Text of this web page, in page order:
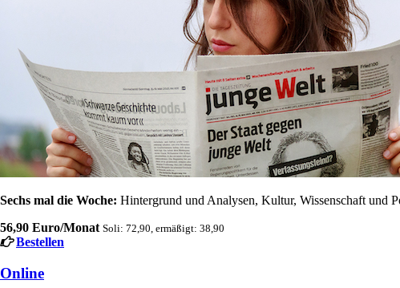
Sechs mal die Woche: Hintergrund und Analysen, Kultur, Wissenschaft und
56,90 Euro/Monat Soli: 72,90, ermäßigt: 38,90
Bestellen
Online